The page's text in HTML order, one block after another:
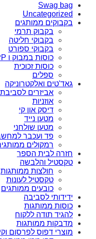
Swag bag
Uncategorized
בקבוקים ממותגים
בקבוק תרמי
בקבוקי חליטה
בקבוקי ספורט
כוסות במבוק ו PP
כוסות זכוכית
ספלים
גאד'טים ואלקטרוניקה
אביזרים
אוזניות
דיסק און קי
מטען נייד
מטען שולחני
פד ועכבר
רמקולים
חזרה לבית הספר
טקסטיל והלבשה
חולצות ממותגות
טקסטיל לעונות
כובעים ממותגים
ידידותי לסביבה
כוסות ממותגות
להגיד תודה ללקוח
מדבקות ממותגות
מוצרי דפוס לפרסום